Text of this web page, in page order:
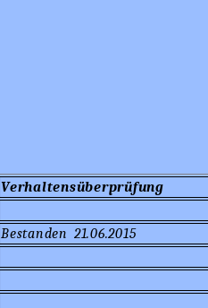
Verhaltensüberprüfung
Bestanden 21.06.2015